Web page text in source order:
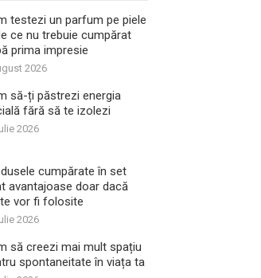
testezi un parfum pe piele
ce nu trebuie cumpărat
prima impresie
2026
să-ți păstrezi energia
fără să te izolezi
2026
cumpărate în set
avantajoase doar dacă
vor fi folosite
2026
să creezi mai mult spațiu
spontaneitate în viața ta